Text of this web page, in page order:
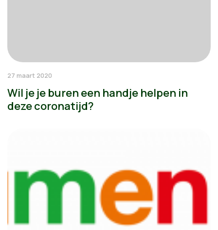
27 maart 2020
Wil je je buren een handje helpen in
deze coronatijd?